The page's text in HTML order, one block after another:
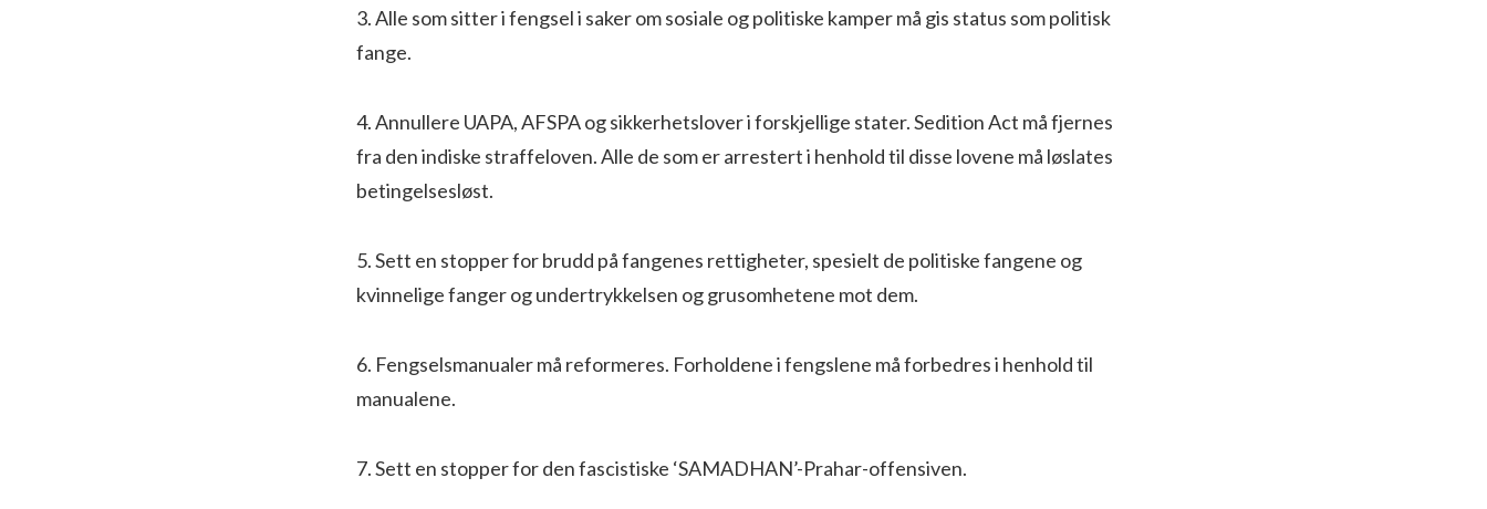
3. Alle som sitter i fengsel i saker om sosiale og politiske kamper må gis status som politisk
fange.
4. Annullere UAPA, AFSPA og sikkerhetslover i forskjellige stater. Sedition Act må fjernes
fra den indiske straffeloven. Alle de som er arrestert i henhold til disse lovene må løslates
betingelsesløst.
5. Sett en stopper for brudd på fangenes rettigheter, spesielt de politiske fangene og
kvinnelige fanger og undertrykkelsen og grusomhetene mot dem.
6. Fengselsmanualer må reformeres. Forholdene i fengslene må forbedres i henhold til
manualene.
7. Sett en stopper for den fascistiske ‘SAMADHAN’-Prahar-offensiven.